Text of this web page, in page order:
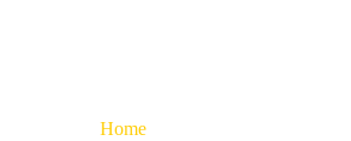
Home> Přizpůsobení >